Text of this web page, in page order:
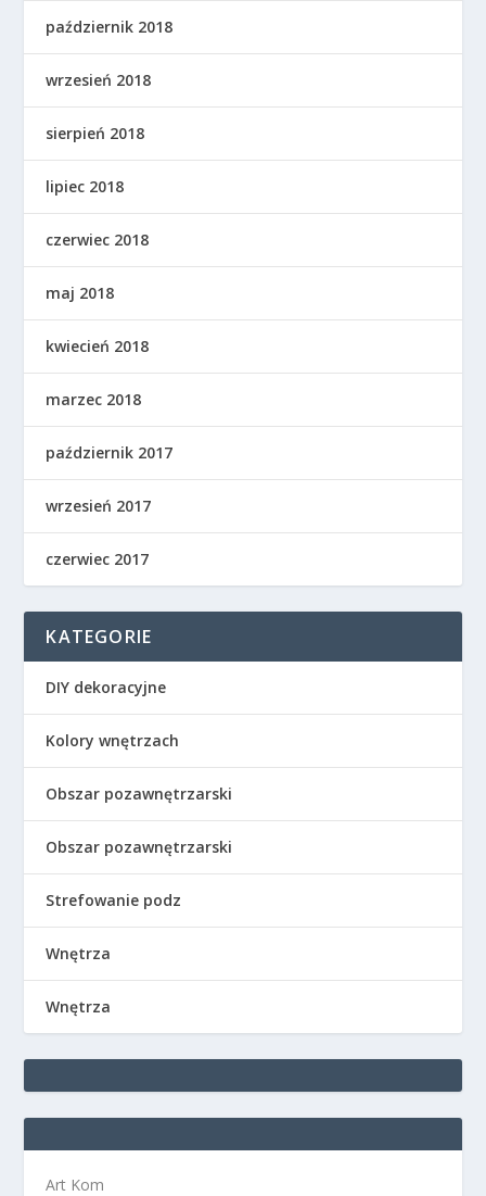
październik 2018
wrzesień 2018
sierpień 2018
lipiec 2018
czerwiec 2018
maj 2018
kwiecień 2018
marzec 2018
październik 2017
wrzesień 2017
czerwiec 2017
KATEGORIE
DIY dekoracyjne
Kolory wnętrzach
Obszar pozawnętrzarski
Obszar pozawnętrzarski
Strefowanie podz
Wnętrza
Wnętrza
Art Kom